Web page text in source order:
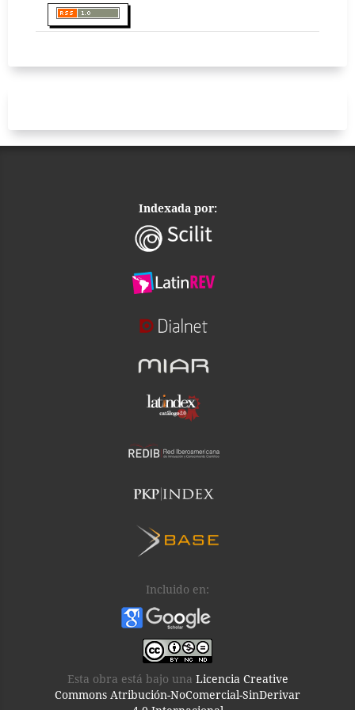
Indexada por:
Incluido en:
Esta obra está bajo una Licencia Creative
Commons Atribución-NoComercial-SinDerivar